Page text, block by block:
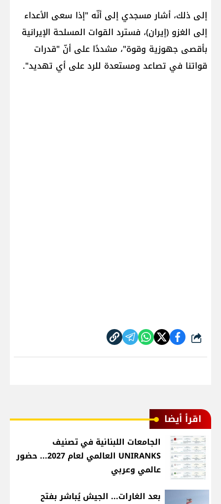
إلى ذلك، أشار مسجدي إلى أنّه "إذا سعى الأعداء
إلى الغزو (إيران)، فسترد القوات المسلحة الإيرانية
بأقصى جهوزية وقوة"، مشددًا على أنّ "قدرات
قواتنا في تصاعد ومستعدة للرد على أي تهديد".
شارك
اقرأ أيضا
الجامعات اللبنانية في تصنيف
UNIRANKS العالمي لعام 2027... حضور
عالمي وعربي
بعد الغارات... الجيش يُباشر بفتح